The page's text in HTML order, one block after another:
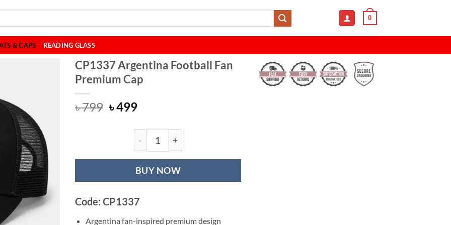
0
& CAPS READING GLASS
CP1337 Argentina Football Fan
Premium Cap
৳799 Original
৳ 799.
৳499Current
is:
৳ 499.CP1337 Argentina Football Fan Premium Cap quantity
BUY NOW
Code: CP1337
Argentina fan-inspired premium design